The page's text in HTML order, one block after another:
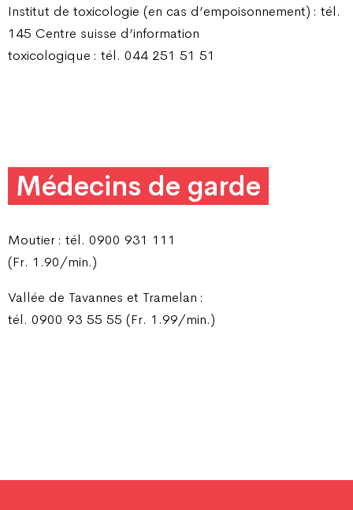
Institut de toxicologie (en cas d’empoisonnement) : tél.
145 Centre suisse d’information
toxicologique : tél. 044 251 51 51
Médecins de garde
Moutier : tél. 0900 931 111
(Fr. 1.90/min.)
Vallée de Tavannes et Tramelan :
tél. 0900 93 55 55 (Fr. 1.99/min.)